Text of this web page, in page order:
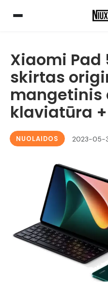
Xiaomi Pad
skirtas
mangetinis
klaviatūra
NUOLAIDOS 2023-05-